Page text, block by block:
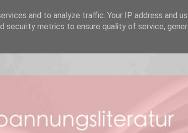
and to analyze traffic. Your IP address and
security metrics to ensure quality of service,